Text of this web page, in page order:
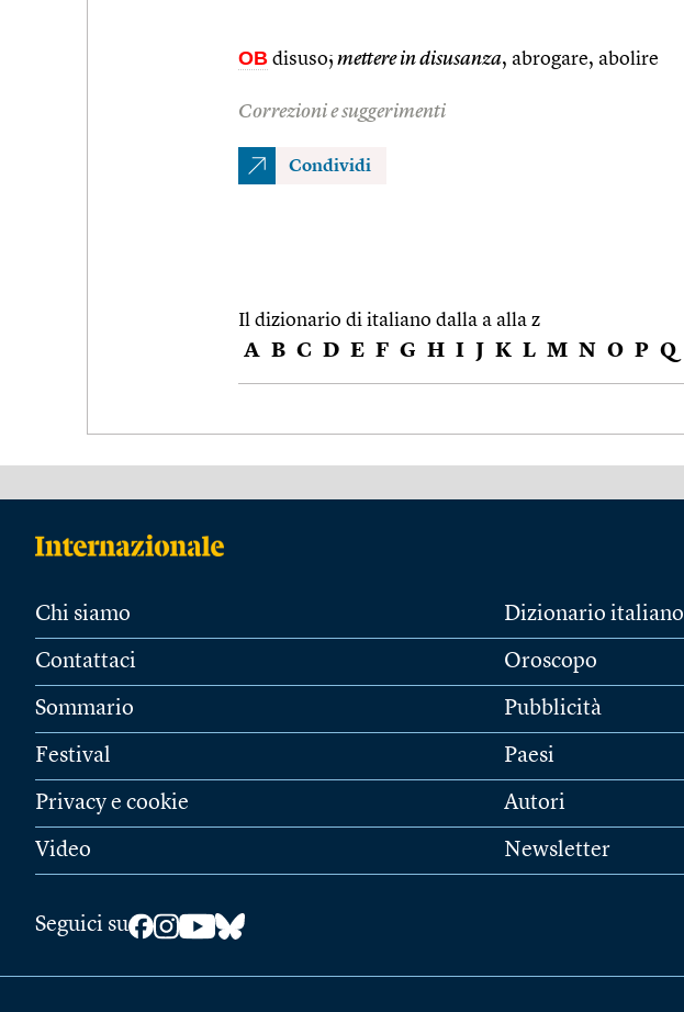
OB disuso; mettere in disusanza, abrogare, abolire
Correzioni e suggerimenti
Condividi
Il dizionario di italiano dalla a alla z
A B C D E F G H I J K L M N O P Q
Chi siamo
Contattaci
Sommario
Festival
Privacy e cookie
Video
Dizionario italiano
Oroscopo
Pubblicità
Paesi
Autori
Newsletter
Seguici su